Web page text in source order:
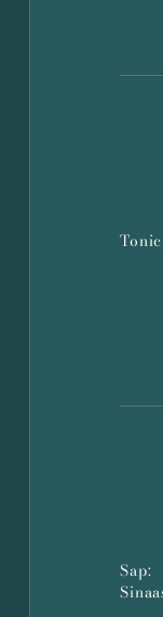
Tonic
Sap: